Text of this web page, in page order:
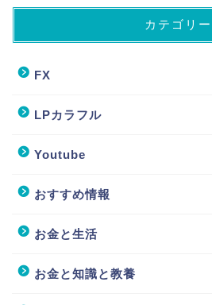
カテゴリー
FX
LPカラフル
Youtube
おすすめ情報
お金と生活
お金と知識と教養